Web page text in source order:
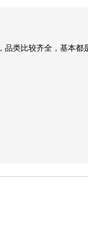
类比较齐全，基本